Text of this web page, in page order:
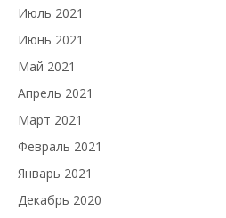
Июль 2021
Июнь 2021
Май 2021
Апрель 2021
Март 2021
Февраль 2021
Январь 2021
Декабрь 2020